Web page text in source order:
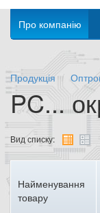
Про компанію
Продукція
PC...
Вид списку:
Найменування
товару